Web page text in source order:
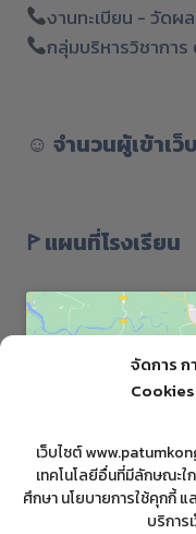
จัดการ
Cookies
เว็บไซต์
เทคโนโลยีอื่นที่มีลักษณะใ
ศึกษา นโยบายการใช้คุกกี้
บริการ
งานทะเบียน - วัดผล
กลุ่มบริหารวิชาการ
☺︎ จำนวนผู้เข้าเว็
ꚰ แผนที่โรงเรียน